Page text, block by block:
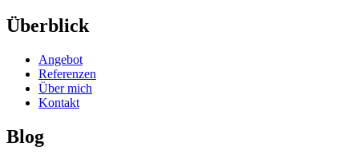
Überblick
Angebot
Referenzen
Über mich
Kontakt
Blog